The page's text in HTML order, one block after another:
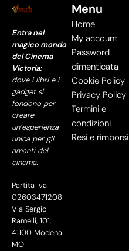
Entra nel
magico mondo
del Cinema
Victoria:
dove i libri e i
gadget si
fondono per
creare
un’esperienza
unica per gli
amanti del
cinema.
Partita Iva
02603471208
Via Sergio
Ramelli, 101,
41100 Modena
MO
Menu
Home
My account
Password
dimenticata
Cookie Policy
Privacy Policy
Termini e
condizioni
Resi e rimborsi